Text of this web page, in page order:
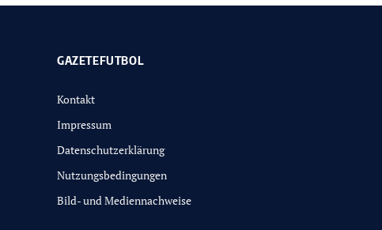
GAZETEFUTBOL
Kontakt
Impressum
Datenschutzerklärung
Nutzungsbedingungen
Bild- und Mediennachweise